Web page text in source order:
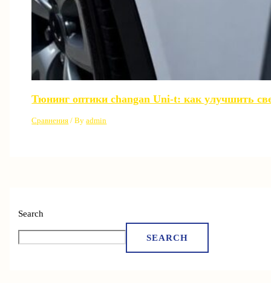
Search
SEARCH
Тюнинг оптики changan Uni-t: как улучшить
Сравнения / Byadmin